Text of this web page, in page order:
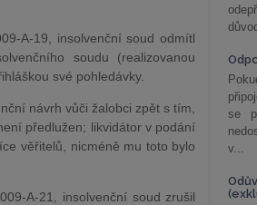
A-19, insolvenční soud odmítl
soudu (realizovanou
své pohledávky.
návrh vůči žalobci zpět s tím,
předlužen; likvidátor v podání
věřitelů, nicméně mu toto bylo
A-21, insolvenční soud zrušil
se
v...